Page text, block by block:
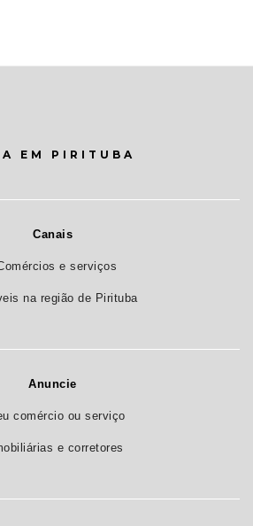
EM PIRITUBA
Canais
e serviços
na região de Pirituba
Anuncie
comércio ou serviço
e corretores